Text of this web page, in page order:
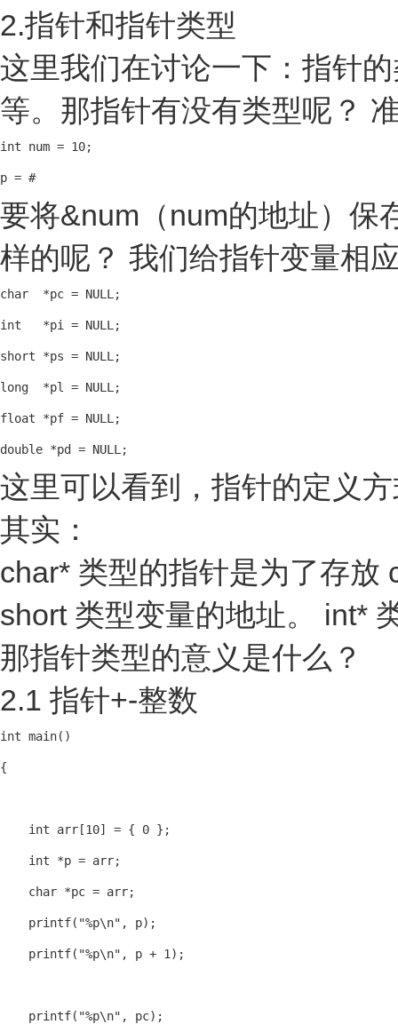
2.指针和指针类型
这里我们在讨论一下：指针
等。那指针有没有类型呢？
int num = 10;
p = #
要将&num（num的地址）保
样的呢？ 我们给指针变量相
char  *pc = NULL;
int   *pi = NULL;
short *ps = NULL;
long  *pl = NULL;
float *pf = NULL;
double *pd = NULL;
这里可以看到，指针的定义
其实：
char* 类型的指针是为了存放
short 类型变量的地址。 int*
那指针类型的意义是什么？
2.1 指针+-整数
int main()
{
    int arr[10] = { 0 };
    int *p = arr;
    char *pc = arr;
    printf("%p\n", p);
    printf("%p\n", p + 1);
    printf("%p\n", pc);